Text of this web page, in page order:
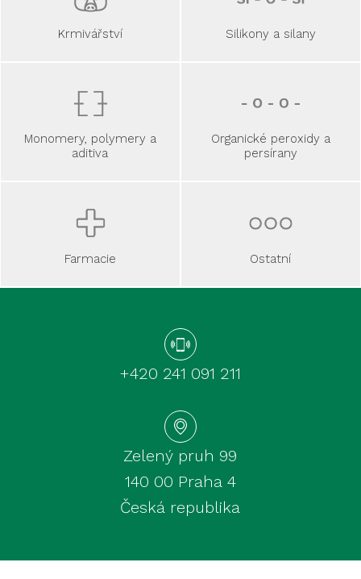
Krmivářství Silikony a silany
Monomery, polymery a
aditiva
Organické peroxidy a
persírany
Farmacie Ostatní
+420 241 091 211
Zelený pruh 99
140 00 Praha 4
Česká republika